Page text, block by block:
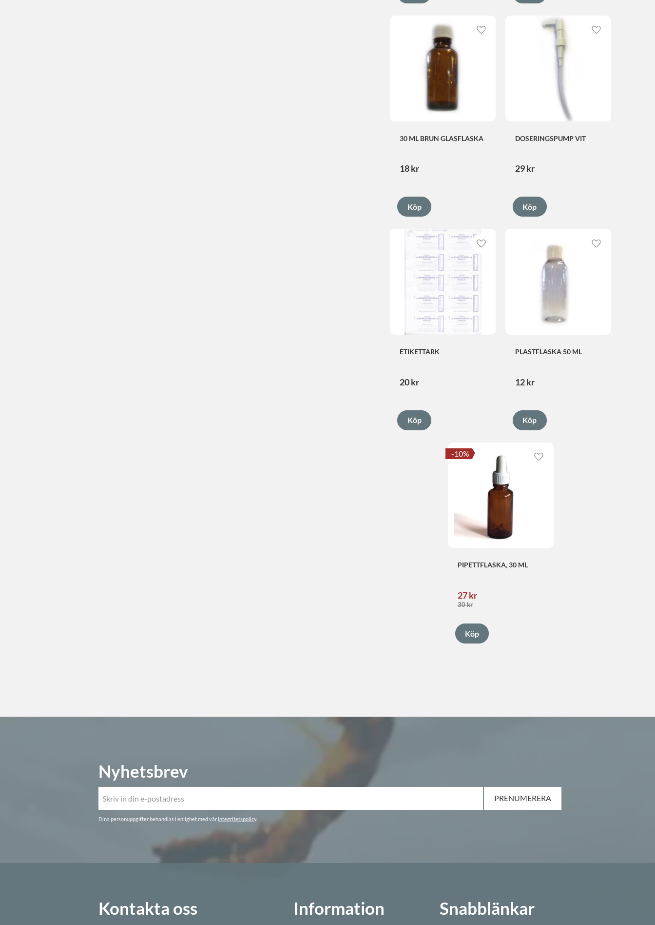
30 ML BRUN GLASFLASKA
18kr
Lägg till i favoriter
DOSERINGSPUMP VIT
29kr
Lägg till i
ETIKETTARK
20kr
Lägg till i favoriter
PLASTFLASKA 50 ML
12kr
Lägg till i
PIPETTFLASKA, 30 ML
27kr
30kr
10%
Lägg till i favoriter
Nyhetsbrev
PRENUMERERA
Dina personuppgifter behandlas i enlighet med vår integritetspolicy.
Kontakta oss Information Snabblänkar